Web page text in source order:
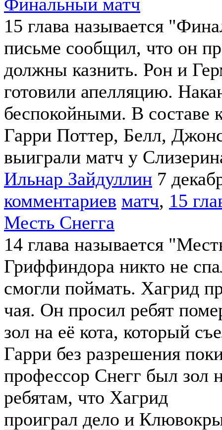
15 глава называется
письме сообщил, что он
должны казнить. Рон и
готовили апелляцию.
беспокойными. В
Гарри Поттер, Белл,
выиграли матч у
Ильнар Зайдуллин 7
комментариев матч, 15
Месть Снегга
14 глава называется
Гриффиндора никто не
смогли поймать. Хагрид
чая. Он просил ребят
зол на её кота, который
Гарри без разрешения
профессор Снегг был зол
ребятам, что Хагрид
проиграл дело и